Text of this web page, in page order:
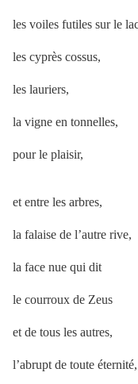
les voiles futiles sur le
les cyprès cossus,
les lauriers,
la vigne en tonnelles,
pour le plaisir,
et entre les arbres,
la falaise de l’autre rive,
la face nue qui dit
le courroux de Zeus
et de tous les autres,
l’abrupt de toute éternité,